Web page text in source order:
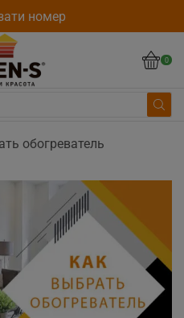
номер
0
обогреватель